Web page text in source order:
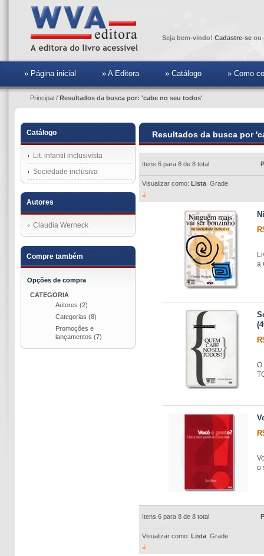
Seja bem-vindo! Cadastre-se ou
» Página inicial » A Editora » Catálogo » Como
Principal / Resultados da busca por: 'cabe no seu todos'
Resultados da busca por
Itens 6 para 8 de 8 total
Visualizar como: Lista Grade
a
O
o
Itens 6 para 8 de 8 total
Visualizar como: Lista Grade
Catálogo
Lit. infantil inclusivista
Sociedade inclusiva
Autores
Claudia Werneck
Compre também
Opções de compra
CATEGORIA
Autores (2)
Categorias (8)
Promoções e
lançamentos (7)